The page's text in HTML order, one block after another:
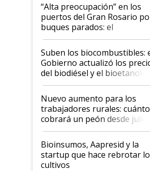
“Alta preocupación” en los
puertos del Gran Rosario
buques parados: el
funcionamiento de las
exportadoras en tensión
la medida de fuerza de los
prácticos
Suben los biocombustibles:
Gobierno actualizó los
del biodiésel y el bioetanol
Nuevo aumento para los
trabajadores rurales: cuánto
cobrará un peón desde julio
Bioinsumos, Aapresid y la
startup que hace rebrotar
cultivos